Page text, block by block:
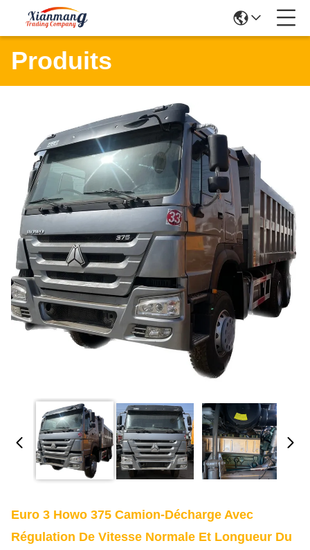
Produits
Euro 3 Howo 375 Camion-Décharge Avec
Régulation De Vitesse Normale Et Longueur Du